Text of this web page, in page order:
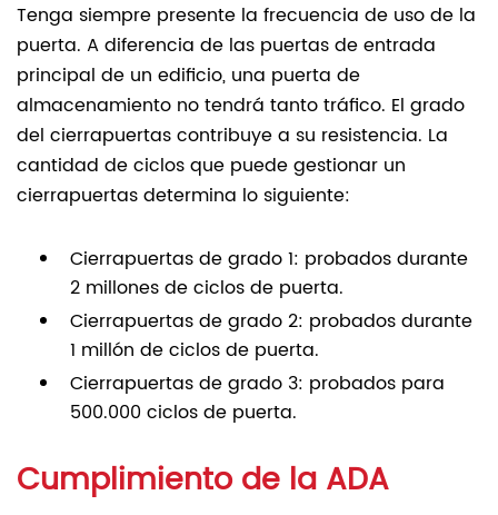
Tenga siempre presente la frecuencia de uso de la
puerta. A diferencia de las puertas de entrada
principal de un edificio, una puerta de
almacenamiento no tendrá tanto tráfico. El grado
del cierrapuertas contribuye a su resistencia. La
cantidad de ciclos que puede gestionar un
cierrapuertas determina lo siguiente:
Cierrapuertas de grado 1: probados durante
2 millones de ciclos de puerta.
Cierrapuertas de grado 2: probados durante
1 millón de ciclos de puerta.
Cierrapuertas de grado 3: probados para
500.000 ciclos de puerta.
Cumplimiento de la ADA